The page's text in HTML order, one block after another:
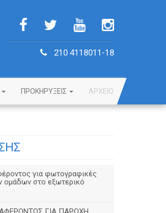
210 4118011-18
ΠΡΟΚΗΡΥΞΕΙΣ ΑΡΧΕΙΟ
για φωτογραφικές
ομάδων στο εξωτερικό